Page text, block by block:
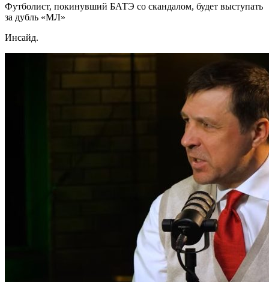
Футболист, покинувший БАТЭ со скандалом, будет выступать
за дубль «МЛ»
Инсайд.